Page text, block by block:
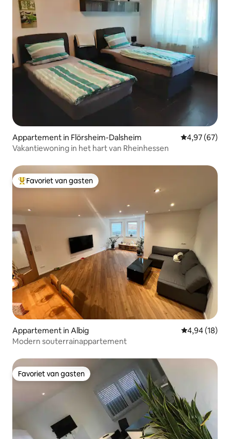
Appartement in Flörsheim-Dalsheim Gemiddelde
4,97 (67)
Vakantiewoning in het hart van Rheinhessen
Topfavoriet van gasten
Favoriet van gasten
Appartement in Albig Gemiddelde
4,94 (18)
Modern souterrainappartement
Favoriet van gasten
Favoriet van gasten